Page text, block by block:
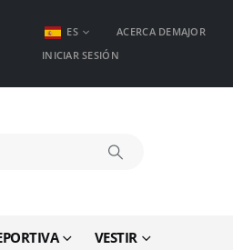
ES ACERCA DEMAJOR
INICIAR SESIÓN
VESTIR